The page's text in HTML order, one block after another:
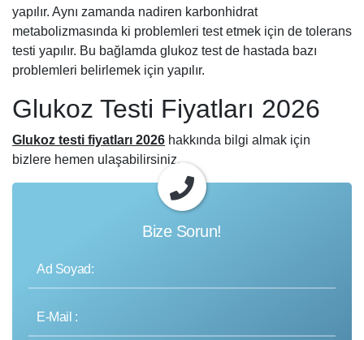
yapılır. Aynı zamanda nadiren karbonhidrat
metabolizmasında ki problemleri test etmek için de tolerans
testi yapılır. Bu bağlamda glukoz test de hastada bazı
problemleri belirlemek için yapılır.
Glukoz Testi Fiyatları 2026
Glukoz testi fiyatları 2026 hakkında bilgi almak için
bizlere hemen ulaşabilirsiniz.
Bize Sorun!